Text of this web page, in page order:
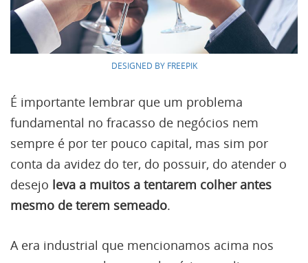
DESIGNED BY FREEPIK
É importante lembrar que um problema
fundamental no fracasso de negócios nem
sempre é por ter pouco capital, mas sim por
conta da avidez do ter, do possuir, do atender o
desejo leva a muitos a tentarem colher antes
mesmo de terem semeado.
A era industrial que mencionamos acima nos